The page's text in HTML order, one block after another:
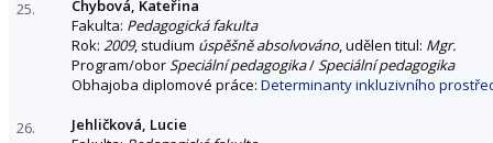
25.
Chybová, Kateřina
Fakulta: Pedagogická fakulta
Rok: 2009, studium úspěšně absolvováno, udělen titul: Mgr.
Program/oborSpeciální pedagogika/Speciální pedagogika
Obhajoba diplomové práce: Determinanty inkluzivního
26.
Jehličková, Lucie